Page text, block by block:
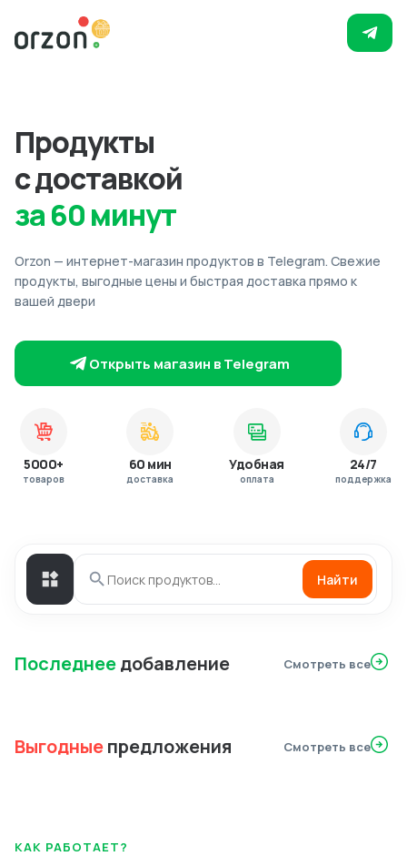
Продукты
с доставкой
за 60 минут
Orzon — интернет-магазин продуктов в Telegram. Свежие
продукты, выгодные цены и быстрая доставка прямо к
вашей двери
Открыть магазин в Telegram
5000+
товаров
60 мин
доставка
Удобная
оплата
24/7
поддержка
Найти
Последнеедобавление Смотреть все
Выгодныепредложения Смотреть все
КАК РАБОТАЕТ?